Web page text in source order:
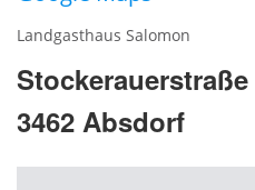
Landgasthaus Salomon
Stockerauerstraße
3462 Absdorf